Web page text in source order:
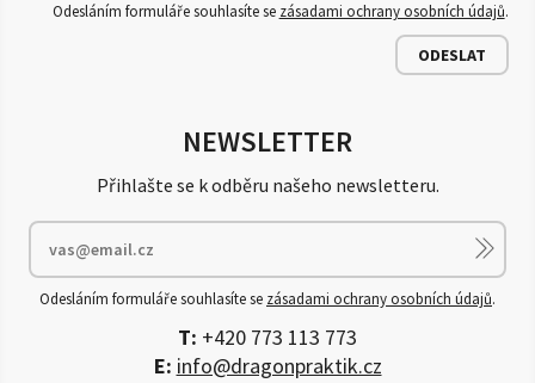
Odesláním formuláře souhlasíte se zásadami ochrany osobních údajů.
ODESLAT
NEWSLETTER
Přihlašte se k odběru našeho newsletteru.
Odesláním formuláře souhlasíte se zásadami ochrany osobních údajů.
T: +420 773 113 773
E: info@dragonpraktik.cz